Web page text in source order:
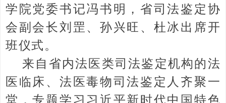
学院党委书记冯书明，省司法鉴定协
会副会长刘罡、孙兴旺、杜冰出席开
班仪式。
来自省内法医类司法鉴定机构的法
医临床、法医毒物司法鉴定人齐聚一
堂，专题学习习近平新时代中国特色